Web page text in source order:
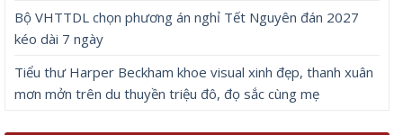
Bộ VHTTDL chọn phương án nghỉ Tết Nguyên đán 2027
kéo dài 7 ngày
Tiểu thư Harper Beckham khoe visual xinh đẹp, thanh xuân
mơn mởn trên du thuyền triệu đô, đọ sắc cùng mẹ